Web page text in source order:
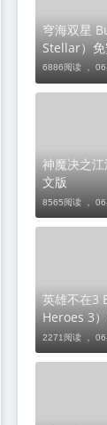
穹海双星
Stellar）
6886阅读 ，
神魔决之
文版
8565阅读 ，
英雄不在3
Heroes 3
2271阅读 ，